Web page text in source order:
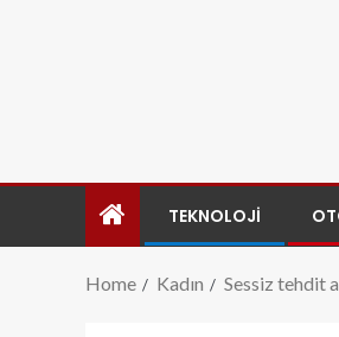
TEKNOLOJI
Home Kadın Sessiz tehdit